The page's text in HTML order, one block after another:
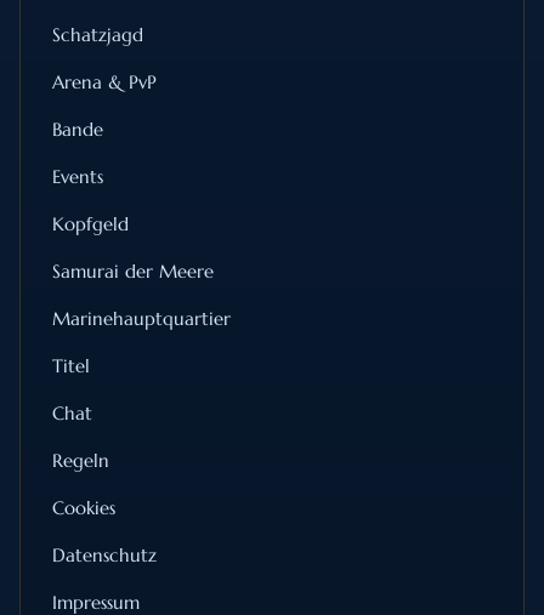
Schatzjagd
Arena & PvP
Bande
Events
Kopfgeld
Samurai der Meere
Marinehauptquartier
Titel
Chat
Regeln
Cookies
Datenschutz
Impressum